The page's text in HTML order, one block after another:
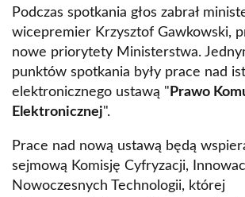
Podczas spotkania głos zabrał
wicepremier Krzysztof Gawkowski,
nowe priorytety Ministerstwa.
punktów spotkania były prace nad
elektronicznego ustawą " Prawo
Elektronicznej".
Prace nad nową ustawą będą
sejmową Komisję Cyfryzacji,
Nowoczesnych Technologii, której